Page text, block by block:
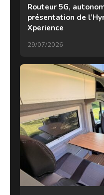
Routeur 5G,
présentation de
Xperience
29/07/2026